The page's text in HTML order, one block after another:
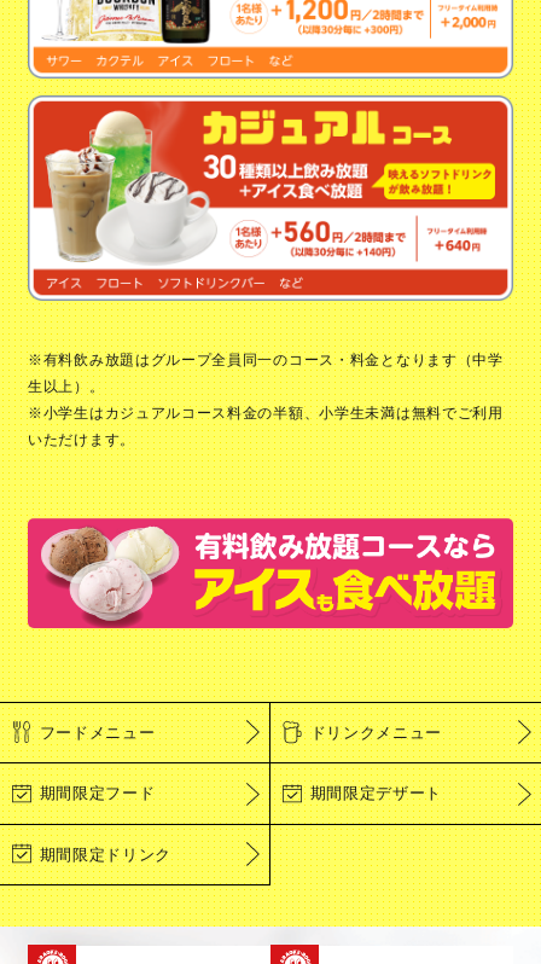
※有料飲み放題はグループ全員同一のコース・料金となります（中学
生以上）。
※小学生はカジュアルコース料金の半額、小学生未満は無料でご利用
いただけます。
フードメニュー ドリンクメニュー
期間限定フード 期間限定デザート
期間限定ドリンク